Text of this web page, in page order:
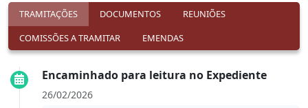
TRAMITAÇÕES DOCUMENTOS
REUNIÕES
COMISSÕES A TRAMITAR
EMENDAS
Encaminhado para leitura no Expediente
26/02/2026